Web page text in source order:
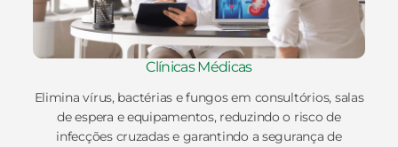
Clínicas Médicas
Elimina vírus, bactérias e fungos em consultórios, salas
de espera e equipamentos, reduzindo o risco de
infecções cruzadas e garantindo a segurança de